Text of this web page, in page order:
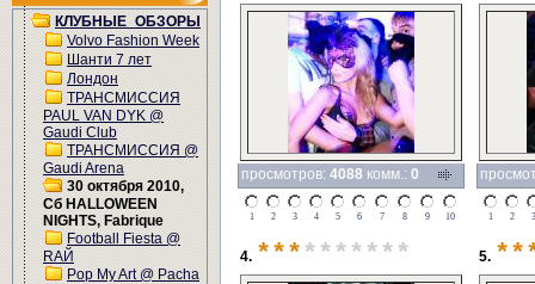
КЛУБНЫЕ_ОБЗОРЫ
Volvo Fashion Week
Шанти 7 лет
Лондон
ТРАНСМИССИЯ
PAUL VAN DYK @
Gaudi Club
ТРАНСМИССИЯ @
Gaudi Arena
30 октября 2010,
Сб HALLOWEEN
NIGHTS, Fabrique
Football Fiesta @
RAЙ
Pop My Art @ Pacha
просмотров: 4088 комм.: 0
1 2 3 4 5 6 7 8 9 10 1 2 3
4. *** ******* 5.